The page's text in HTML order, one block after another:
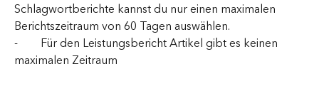
Schlagwortberichte kannst du nur einen maximalen
Berichtszeitraum von 60 Tagen auswählen.
-        Für den Leistungsbericht Artikel gibt es keinen
maximalen Zeitraum